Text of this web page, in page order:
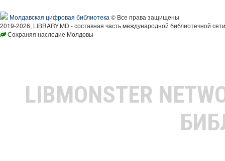
Молдавская цифровая библиотека © Все права защищены
2019-2026, LIBRARY.MD - составная часть международной библиотечной
Сохраняя наследие Молдовы
LIBMONSTER